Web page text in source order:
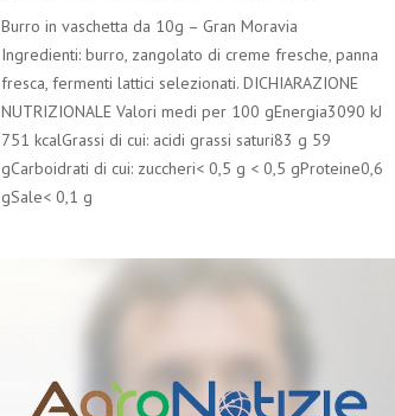
Burro in vaschetta da 10g – Gran Moravia
Ingredienti: burro, zangolato di creme fresche, panna
fresca, fermenti lattici selezionati. DICHIARAZIONE
NUTRIZIONALE Valori medi per 100 gEnergia3090 kJ
751 kcalGrassi di cui: acidi grassi saturi83 g 59
gCarboidrati di cui: zuccheri< 0,5 g < 0,5 gProteine0,6
gSale< 0,1 g